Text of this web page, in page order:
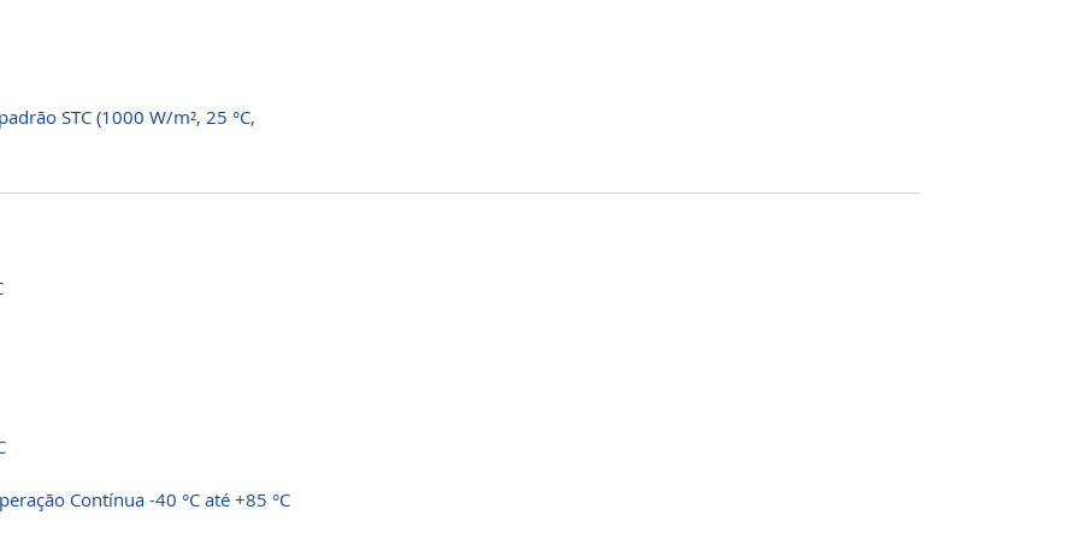
STC (1000 W/m², 25 °C,
Contínua -40 °C até +85 °C